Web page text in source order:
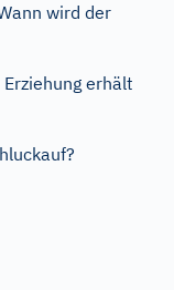
wird der
erhält